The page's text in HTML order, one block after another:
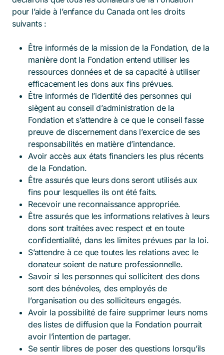
pour l’aide à l’enfance du Canada ont les droits
suivants :
Être informés de la mission de la Fondation, de la
manière dont la Fondation entend utiliser les
ressources données et de sa capacité à utiliser
efficacement les dons aux fins prévues.
Être informés de l’identité des personnes qui
siègent au conseil d’administration de la
Fondation et s’attendre à ce que le conseil fasse
preuve de discernement dans l’exercice de ses
responsabilités en matière d’intendance.
Avoir accès aux états financiers les plus récents
de la Fondation.
Être assurés que leurs dons seront utilisés aux
fins pour lesquelles ils ont été faits.
Recevoir une reconnaissance appropriée.
Être assurés que les informations relatives à leurs
dons sont traitées avec respect et en toute
confidentialité, dans les limites prévues par la loi.
S’attendre à ce que toutes les relations avec le
donateur soient de nature professionnelle.
Savoir si les personnes qui sollicitent des dons
sont des bénévoles, des employés de
l’organisation ou des solliciteurs engagés.
Avoir la possibilité de faire supprimer leurs noms
des listes de diffusion que la Fondation pourrait
avoir l’intention de partager.
Se sentir libres de poser des questions lorsqu’ils